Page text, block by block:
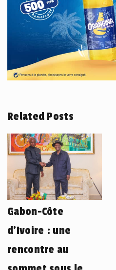
Related Posts
Gabon-Côte
d’Ivoire : une
rencontre au